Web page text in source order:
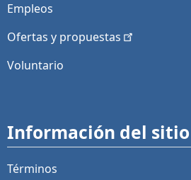
Empleos
Ofertas y propuestas
Voluntario
Información del
Términos